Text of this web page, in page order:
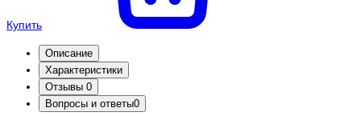
Купить
Описание
Характеристики
Отзывы 0
Вопросы и ответы0